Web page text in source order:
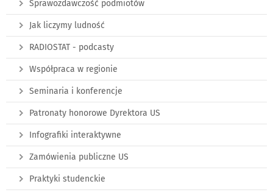
Sprawozdawczość podmiotów
Jak liczymy ludność
RADIOSTAT - podcasty
Współpraca w regionie
Seminaria i konferencje
Patronaty honorowe Dyrektora US
Infografiki interaktywne
Zamówienia publiczne US
Praktyki studenckie